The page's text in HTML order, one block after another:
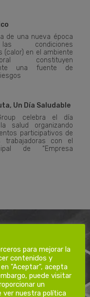
de una nueva época
condiciones
(calor) en el ambiente
constituyen
una fuente de
Un Día Saludable
celebra el día
salud organizando
participativos de
trabajadoras con el
de “Empresa
para mejorar la
contenidos y
"Aceptar", acepta
puede visitar
un
ver nuestra política